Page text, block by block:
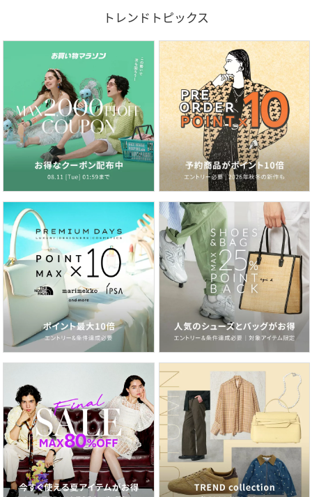
トレンドトピックス